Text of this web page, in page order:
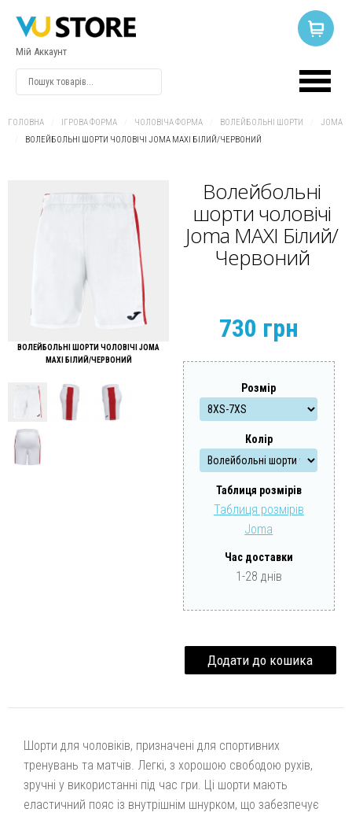
Мій Аккаунт
ГОЛОВНА ІГРОВА ФОРМА ЧОЛОВІЧА ФОРМА ВОЛЕЙБОЛЬНІ ШОРТИ
JOMA
ВОЛЕЙБОЛЬНІ ШОРТИ ЧОЛОВІЧІ JOMA MAXI БІЛИЙ/ЧЕРВОНИЙ
ВОЛЕЙБОЛЬНІ ШОРТИ ЧОЛОВІЧІ JOMA
MAXI БІЛИЙ/ЧЕРВОНИЙ
Волейбольні
шорти чоловічі
Joma MAXI Білий/
Червоний
730 грн
Розмір
Колір
Таблиця розмірів
Таблиця розмірів
Joma
Час доставки
1-28 днів
Шорти для чоловіків, призначені для спортивних
тренувань та матчів. Легкі, з хорошою свободою рухів,
зручні у використанні під час гри. Ці шорти мають
еластичний пояс із внутрішнім шнурком, що забезпечує
ВХІД
Запам'ятати
мене
Забули свій пароль? Забули свій логін?